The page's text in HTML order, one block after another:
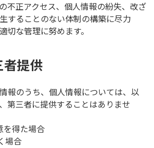
不正アクセス、個人情報の紛失、改ざ
することのない体制の構築に尽力
切な管理に努めます。
提供
報のうち、個人情報については、以
第三者に提供することはありませ
を得た場合
場合